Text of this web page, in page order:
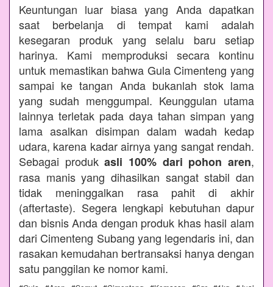
Keuntungan luar biasa yang Anda dapatkan
saat berbelanja di tempat kami adalah
kesegaran produk yang selalu baru setiap
harinya. Kami memproduksi secara kontinu
untuk memastikan bahwa Gula Cimenteng yang
sampai ke tangan Anda bukanlah stok lama
yang sudah menggumpal. Keunggulan utama
lainnya terletak pada daya tahan simpan yang
lama asalkan disimpan dalam wadah kedap
udara, karena kadar airnya yang sangat rendah.
Sebagai produkasli 100% dari pohon aren,
rasa manis yang dihasilkan sangat stabil dan
tidak meninggalkan rasa pahit di akhir
(aftertaste). Segera lengkapi kebutuhan dapur
dan bisnis Anda dengan produk khas hasil alam
dari Cimenteng Subang yang legendaris ini, dan
rasakan kemudahan bertransaksi hanya dengan
satu panggilan ke nomor kami.